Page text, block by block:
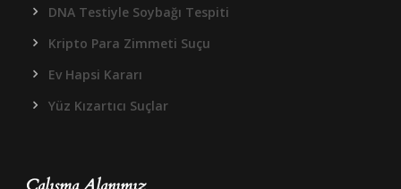
DNA Testiyle Soybağı Tespiti
Kripto Para Zimmeti Suçu
Ev Hapsi Kararı
Yüz Kızartıcı Suçlar